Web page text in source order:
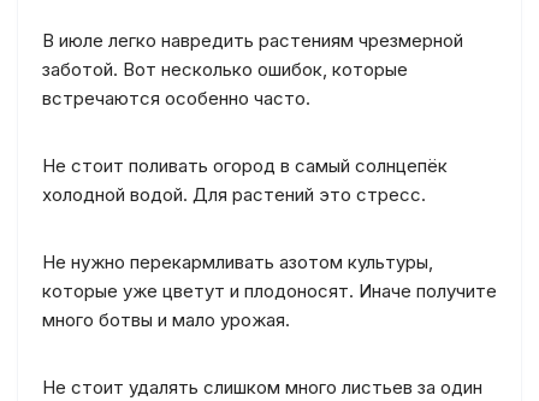
В июле легко навредить растениям чрезмерной
заботой. Вот несколько ошибок, которые
встречаются особенно часто.
Не стоит поливать огород в самый солнцепёк
холодной водой. Для растений это стресс.
Не нужно перекармливать азотом культуры,
которые уже цветут и плодоносят. Иначе получите
много ботвы и мало урожая.
Не стоит удалять слишком много листьев за один